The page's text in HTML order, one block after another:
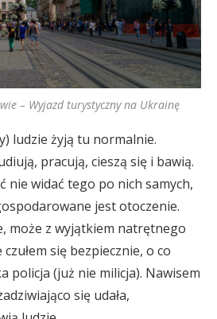
– Wyjazd turystyczny na Ukrainę
ludzie żyją tu normalnie.
pracują, cieszą się i bawią.
nie widać tego po nich samych,
jest otoczenie.
może z wyjątkiem natrętnego
się bezpiecznie, o co
policja (już nie milicja). Nawisem
się udała,